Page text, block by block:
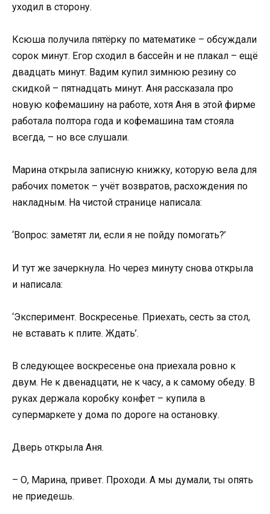
уходил в сторону.
Ксюша получила пятёрку по математике – обсуждали
сорок минут. Егор сходил в бассейн и не плакал – ещё
двадцать минут. Вадим купил зимнюю резину со
скидкой – пятнадцать минут. Аня рассказала про
новую кофемашину на работе, хотя Аня в этой фирме
работала полтора года и кофемашина там стояла
всегда, – но все слушали.
Марина открыла записную книжку, которую вела для
рабочих пометок – учёт возвратов, расхождения по
накладным. На чистой странице написала:
‘Вопрос: заметят ли, если я не пойду помогать?’
И тут же зачеркнула. Но через минуту снова открыла
и написала:
‘Эксперимент. Воскресенье. Приехать, сесть за стол,
не вставать к плите. Ждать’.
В следующее воскресенье она приехала ровно к
двум. Не к двенадцати, не к часу, а к самому обеду. В
руках держала коробку конфет – купила в
супермаркете у дома по дороге на остановку.
Дверь открыла Аня.
– О, Марина, привет. Проходи. А мы думали, ты опять
не приедешь.